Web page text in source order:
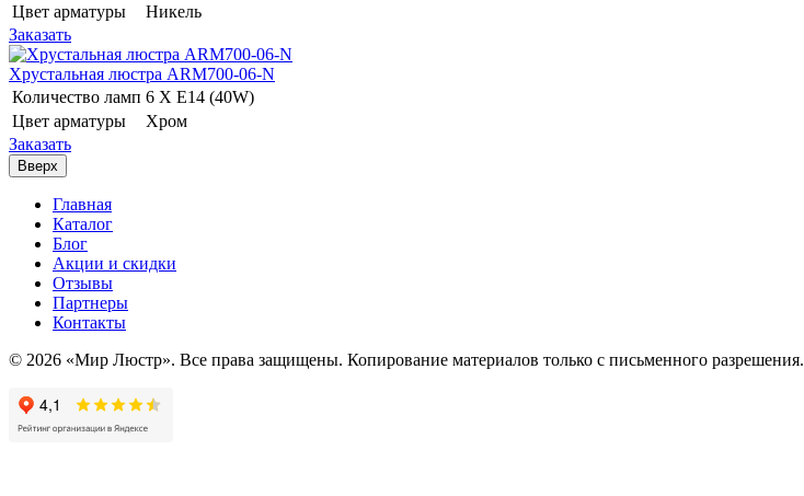
Цвет арматуры
Никель
Заказать
Хрустальная люстра ARM700-06-N
Количество ламп 6 Х E14 (40W)
Цвет арматуры
Хром
Заказать
Вверх
Главная
Каталог
Блог
Акции и скидки
Отзывы
Партнеры
Контакты
© 2026 «Мир Люстр». Все права защищены. Копирование материалов только с письменного разрешения.